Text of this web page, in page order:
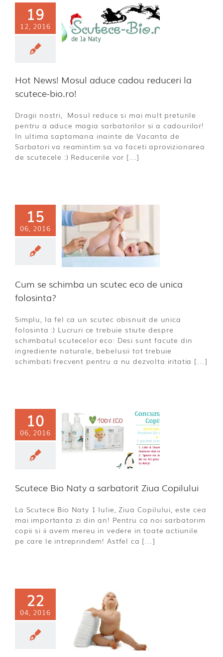
19
12, 2016
Mosul
cadou
la
bio.ro!
Hot News! Mosul aduce cadou reduceri la
scutece-bio.ro!
Dragii nostri, Mosul reduce si mai mult preturile
pentru a aduce magia sarbatorilor si a cadourilor!
In ultima saptamana inainte de Vacanta de
Sarbatori va reamintim sa va faceti aprovizionarea
de scutecele :) Reducerile vor [...]
15
06, 2016
schimba
eco de
Cum se schimba un scutec eco de unica
folosinta?
Simplu, la fel ca un scutec obisnuit de unica
folosinta :) Lucruri ce trebuie stiute despre
schimbatul scutecelor eco: Desi sunt facute din
ingrediente naturale, bebelusii tot trebuie
schimbati frecvent pentru a nu dezvolta iritatia [...]
10
06, 2016
Bio Naty
Scutece Bio Naty a sarbatorit Ziua Copilului
La Scutece Bio Naty 1 Iulie, Ziua Copilului, este cea
mai importanta zi din an! Pentru ca noi sarbatorim
copii si ii avem mereu in vedere in toate actiunile
pe care le intreprindem! Astfel ca [...]
22
04, 2016
la